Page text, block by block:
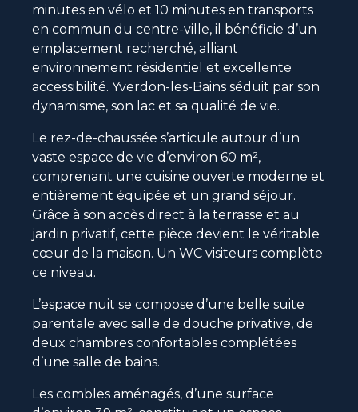
minutes en vélo et 10 minutes en transports
en commun du centre-ville, il bénéficie d’un
emplacement recherché, alliant
environnement résidentiel et excellente
accessibilité. Yverdon-les-Bains séduit par son
dynamisme, son lac et sa qualité de vie.
Le rez-de-chaussée s’articule autour d’un
vaste espace de vie d’environ 60 m²,
comprenant une cuisine ouverte moderne et
entièrement équipée et un grand séjour.
Grâce à son accès direct à la terrasse et au
jardin privatif, cette pièce devient le véritable
cœur de la maison. Un WC visiteurs complète
ce niveau.
L’espace nuit se compose d’une belle suite
parentale avec salle de douche privative, de
deux chambres confortables complétées
d’une salle de bains.
Les combles aménagés, d’une surface